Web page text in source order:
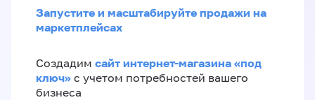
Запустите и масштабируйте продажи на
маркетплейсах
Создадим сайт интернет-магазина «под
ключ» с учетом потребностей вашего
бизнеса